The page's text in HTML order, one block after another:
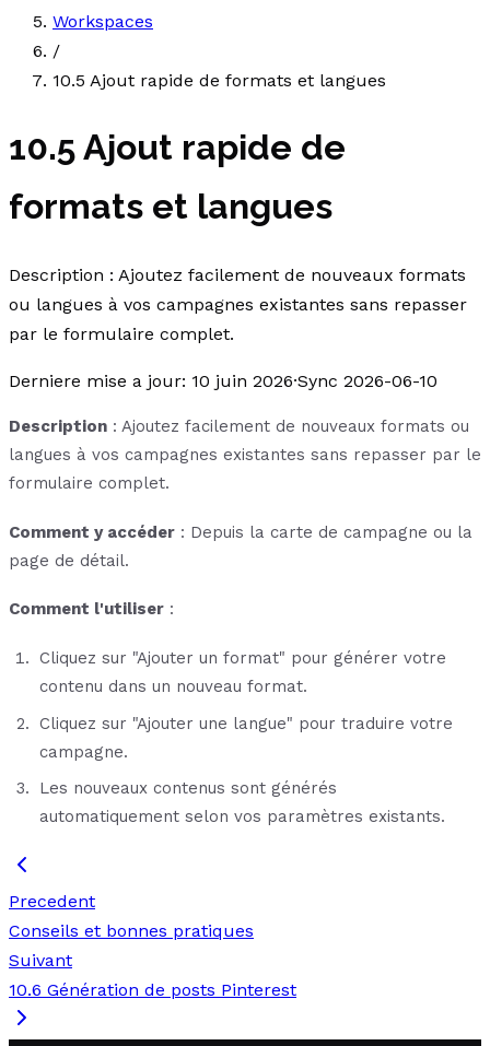
Workspaces
/
10.5 Ajout rapide de formats et langues
10.5 Ajout rapide de
formats et langues
Description : Ajoutez facilement de nouveaux formats
ou langues à vos campagnes existantes sans repasser
par le formulaire complet.
Derniere mise a jour: 10 juin 2026·Sync 2026-06-10
Description : Ajoutez facilement de nouveaux formats ou
langues à vos campagnes existantes sans repasser par le
formulaire complet.
Comment y accéder : Depuis la carte de campagne ou la
page de détail.
Comment l'utiliser :
Cliquez sur "Ajouter un format" pour générer votre
contenu dans un nouveau format.
Cliquez sur "Ajouter une langue" pour traduire votre
campagne.
Les nouveaux contenus sont générés
automatiquement selon vos paramètres existants.
Precedent
Conseils et bonnes pratiques
Suivant
10.6 Génération de posts Pinterest